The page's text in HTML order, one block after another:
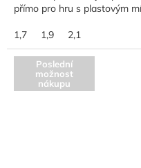
přímo pro hru s plastovým
1,7 1,9 2,1
Poslední
možnost
nákupu